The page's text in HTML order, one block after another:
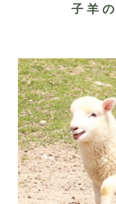
子羊